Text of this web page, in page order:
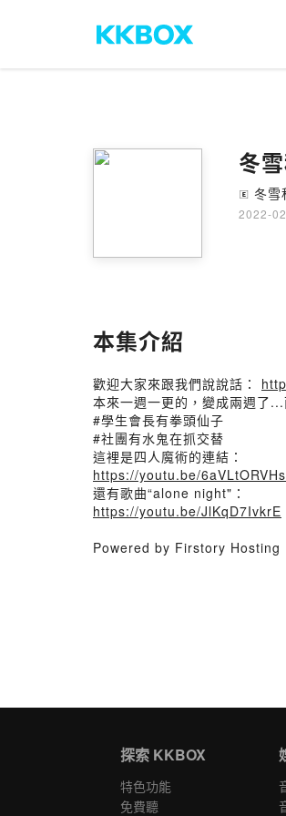
冬
🄴 冬雪
2022-
本集介紹
歡迎大家來跟我們說說話：
本來一週一更的，變成兩週了
#學生會長有拳頭仙子
#社團有水鬼在抓交替
這裡是四人魔術的連結：
https://youtu.be/
還有歌曲“alone night"：
https://youtu.be/JlKqD7IvkrE
Powered by Firstory Hosting
探索 KKBOX
特色功能
免費聽